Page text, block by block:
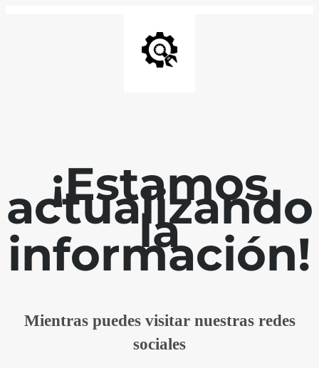
¡Estamos
actualizando
la
información!
Mientras puedes visitar nuestras redes
sociales